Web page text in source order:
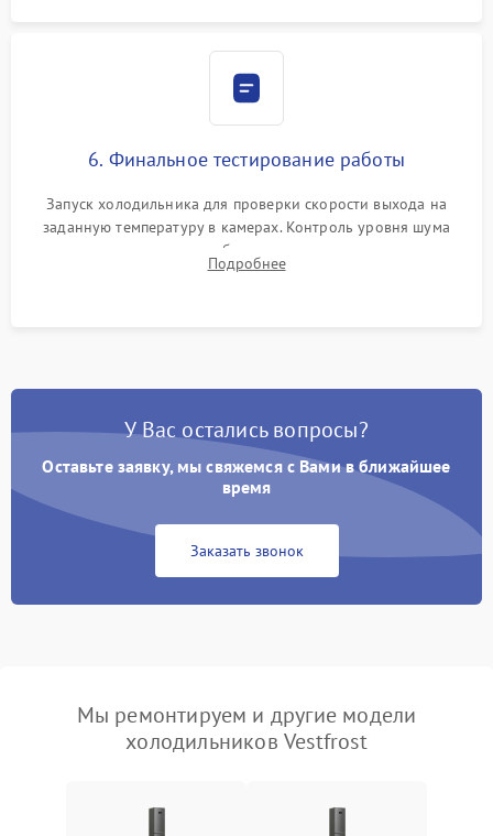
6. Финальное тестирование работы
Запуск холодильника для проверки скорости выхода на
заданную температуру в камерах. Контроль уровня шума
компрессора, отсутствия обмерзания стенок и корректного
срабатывания системы автоматической оттайки.
Подробнее
У Вас остались вопросы?
Оставьте заявку, мы свяжемся с Вами в ближайшее
время
Заказать звонок
Мы ремонтируем и другие модели
холодильников Vestfrost